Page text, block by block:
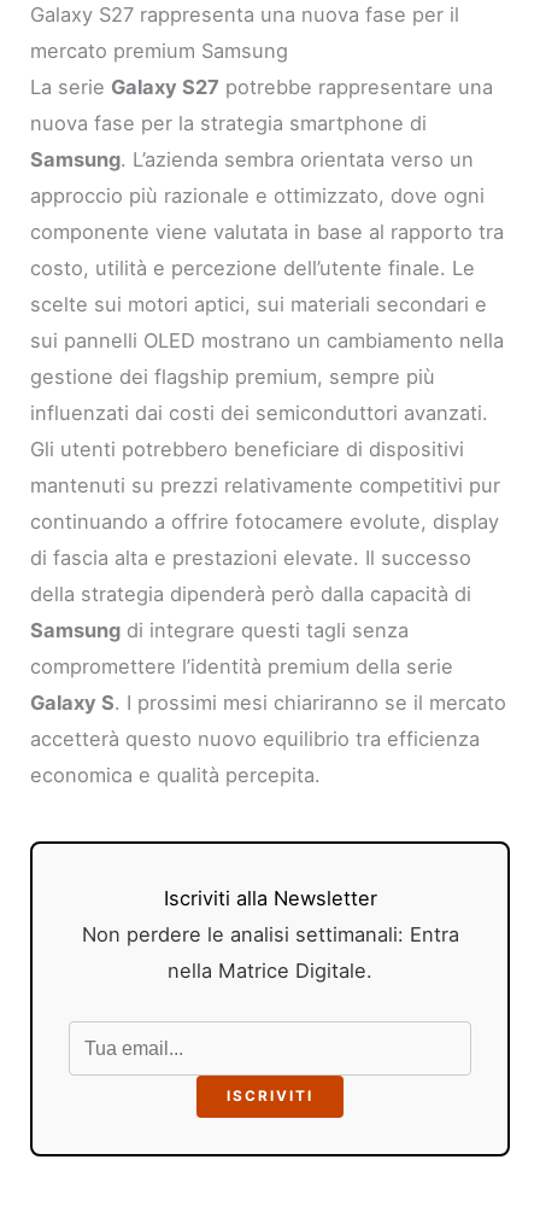
Galaxy S27 rappresenta una nuova fase per il
mercato premium Samsung
La serie Galaxy S27 potrebbe rappresentare una
nuova fase per la strategia smartphone di
Samsung. L’azienda sembra orientata verso un
approccio più razionale e ottimizzato, dove ogni
componente viene valutata in base al rapporto tra
costo, utilità e percezione dell’utente finale. Le
scelte sui motori aptici, sui materiali secondari e
sui pannelli OLED mostrano un cambiamento nella
gestione dei flagship premium, sempre più
influenzati dai costi dei semiconduttori avanzati.
Gli utenti potrebbero beneficiare di dispositivi
mantenuti su prezzi relativamente competitivi pur
continuando a offrire fotocamere evolute, display
di fascia alta e prestazioni elevate. Il successo
della strategia dipenderà però dalla capacità di
Samsung di integrare questi tagli senza
compromettere l’identità premium della serie
Galaxy S. I prossimi mesi chiariranno se il mercato
accetterà questo nuovo equilibrio tra efficienza
economica e qualità percepita.
Iscriviti alla Newsletter
Non perdere le analisi settimanali: Entra
nella Matrice Digitale.
ISCRIVITI